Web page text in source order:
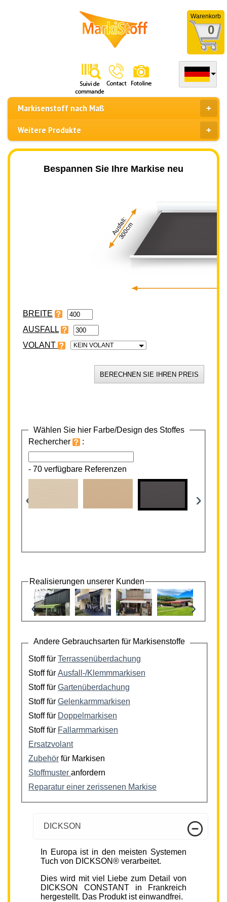
Warenkorb
0
Markisenstoff nach Maß
Weitere Produkte
Bespannen Sie Ihre Markise neu
Ausfall:
300cm
BREITE
VOLANT KEIN VOLANT
Wählen Sie hier Farbe/Design des Stoffes
Rechercher
:
- 70 verfügbare Referenzen
‹ ›
Realisierungen unserer Kunden
‹ ›
Andere Gebrauchsarten für Markisenstoffe
Stoff für Terrassenüberdachung
Stoff für Ausfall-/Klemmmarkisen
Stoff für Gartenüberdachung
Stoff für Gelenkarmmarkisen
Stoff für Doppelmarkisen
Stoff für Fallarmmarkisen
Ersatzvolant
Zubehör für Markisen
Stoffmuster anfordern
Reparatur einer zerissenen Markise
DICKSON
In Europa ist in den meisten Systemen
Tuch von DICKSON® verarbeitet.
Dies wird mit viel Liebe zum Detail von
DICKSON CONSTANT in Frankreich
hergestellt. Das Produkt ist einwandfrei.